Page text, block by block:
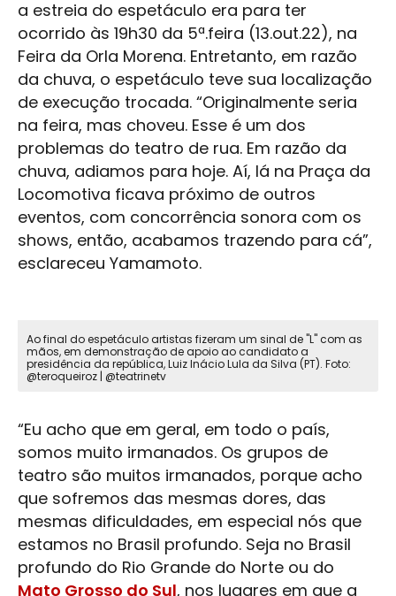
a estreia do espetáculo era para ter
ocorrido às 19h30 da 5ª.feira (13.out.22), na
Feira da Orla Morena. Entretanto, em razão
da chuva, o espetáculo teve sua localização
de execução trocada. “Originalmente seria
na feira, mas choveu. Esse é um dos
problemas do teatro de rua. Em razão da
chuva, adiamos para hoje. Aí, lá na Praça da
Locomotiva ficava próximo de outros
eventos, com concorrência sonora com os
shows, então, acabamos trazendo para cá”,
esclareceu Yamamoto.
Ao final do espetáculo artistas fizeram um sinal de "L" com as
mãos, em demonstração de apoio ao candidato a
presidência da república, Luiz Inácio Lula da Silva (PT). Foto:
@teroqueiroz | @teatrinetv
“Eu acho que em geral, em todo o país,
somos muito irmanados. Os grupos de
teatro são muitos irmanados, porque acho
que sofremos das mesmas dores, das
mesmas dificuldades, em especial nós que
estamos no Brasil profundo. Seja no Brasil
profundo do Rio Grande do Norte ou do
Mato Grosso do Sul, nos lugares em que a